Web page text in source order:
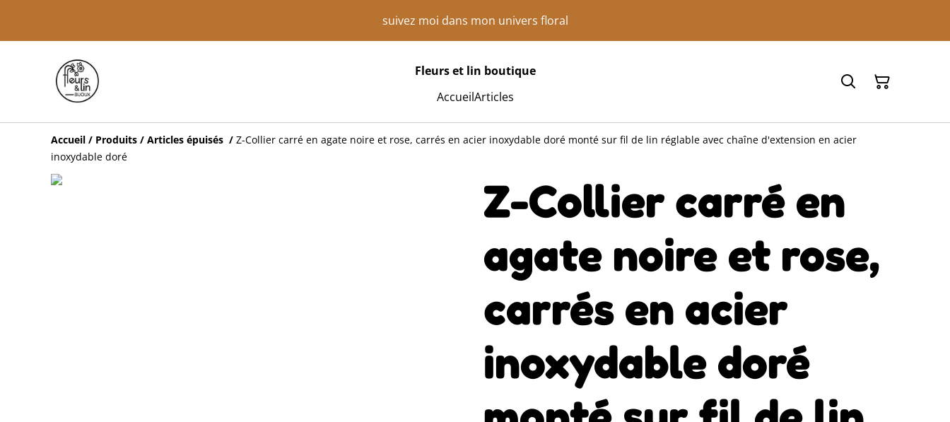
suivez moi dans mon univers floral
Fleurs et lin boutique
AccueilArticles
Accueil / Produits / Articles épuisés / Z-Collier carré en agate noire et rose, carrés en acier inoxydable doré monté sur fil de lin réglable avec chaîne d'extension en acier
inoxydable doré
Z-Collier carré en
agate noire et rose,
carrés en acier
inoxydable doré